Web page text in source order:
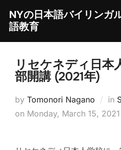
content
NYの日本語バイリンガ
語教育
リセケネディ日本
部開講 (2021年)
by Tomonori Nagano in
on Posted
Monday, March 15, 2021